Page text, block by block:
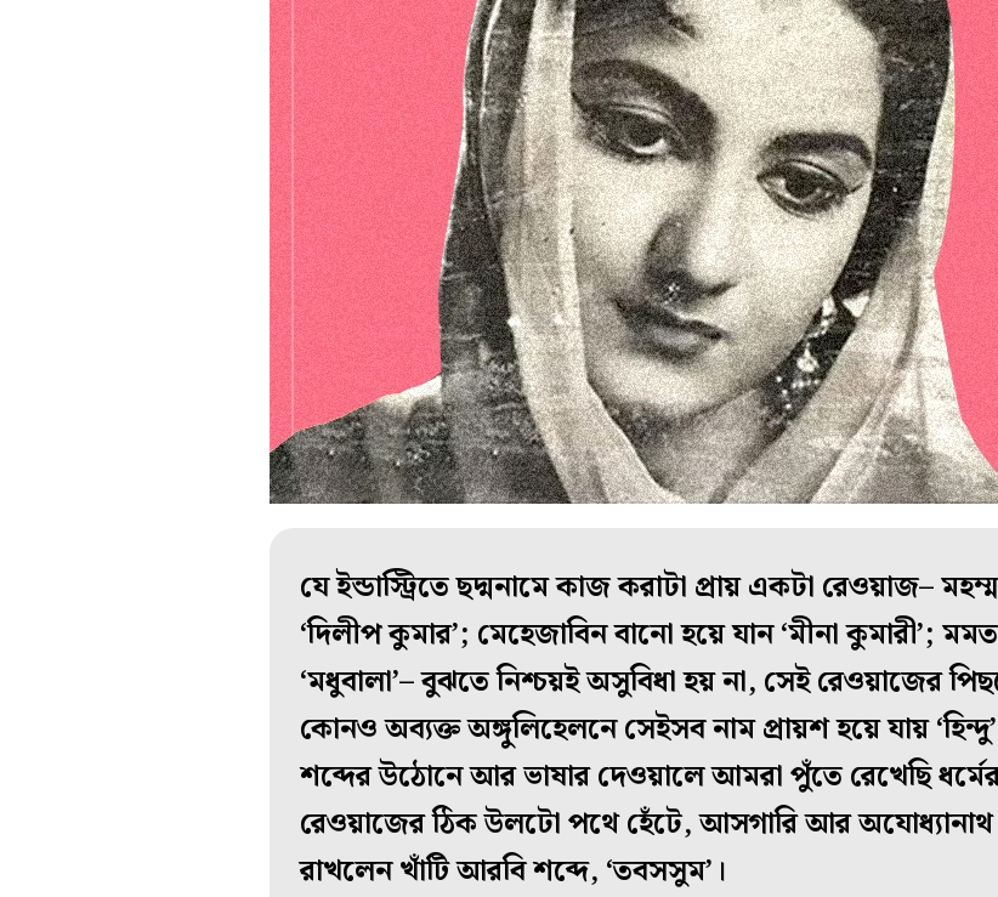
যে ইন্ডাস্ট্রিতে ছদ্মনামে কাজ করাটা প্রায় একটা রেওয়াজ–
‘দিলীপ কুমার’; মেহেজাবিন বানো হয়ে যান ‘মীনা কুমারী’;
‘মধুবালা’– বুঝতে নিশ্চয়ই অসুবিধা হয় না, সেই রেওয়াজের
কোনও অব্যক্ত অঙ্গুলিহেলনে সেইসব নাম প্রায়শ হয়ে যায়
শব্দের উঠোনে আর ভাষার দেওয়ালে আমরা পুঁতে রেখেছি
রেওয়াজের ঠিক উলটো পথে হেঁটে, আসগারি আর অযোধ্যানাথ
রাখলেন খাঁটি আরবি শব্দে, ‘তবসসুম’।